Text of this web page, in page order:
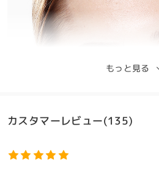
もっと見る
カスタマーレビュー(135)